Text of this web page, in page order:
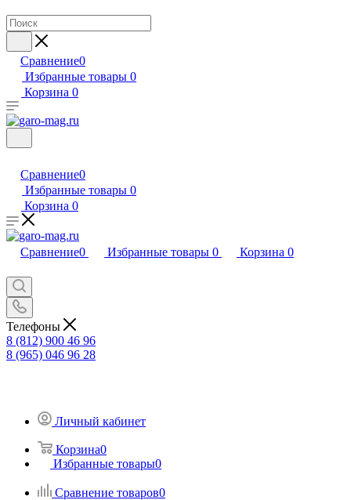
Сравнение0
Избранные товары 0
Корзина 0
Сравнение0
Избранные товары 0
Корзина 0
Сравнение0 Избранные товары 0 Корзина 0
Телефоны
8 (812) 900 46 96
8 (965) 046 96 28
Личный кабинет
Корзина0
Избранные товары0
Сравнение товаров0